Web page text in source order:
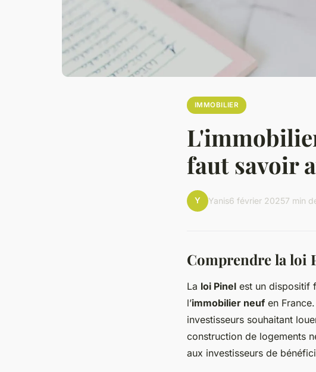
IMMOBILIER
faut savoir
Y Yanis6 février 20257 min
Comprendre la loi
La loi Pinel est un dispositif
l’immobilier neuf en
investisseurs souhaitant
construction de logements
aux investisseurs de